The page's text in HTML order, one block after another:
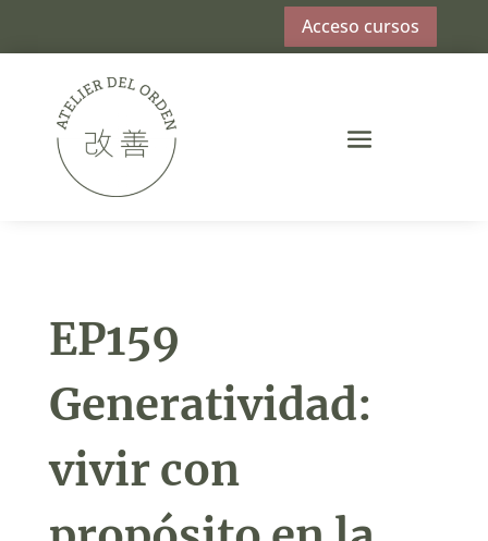
Acceso cursos
EP159
Generatividad:
vivir con